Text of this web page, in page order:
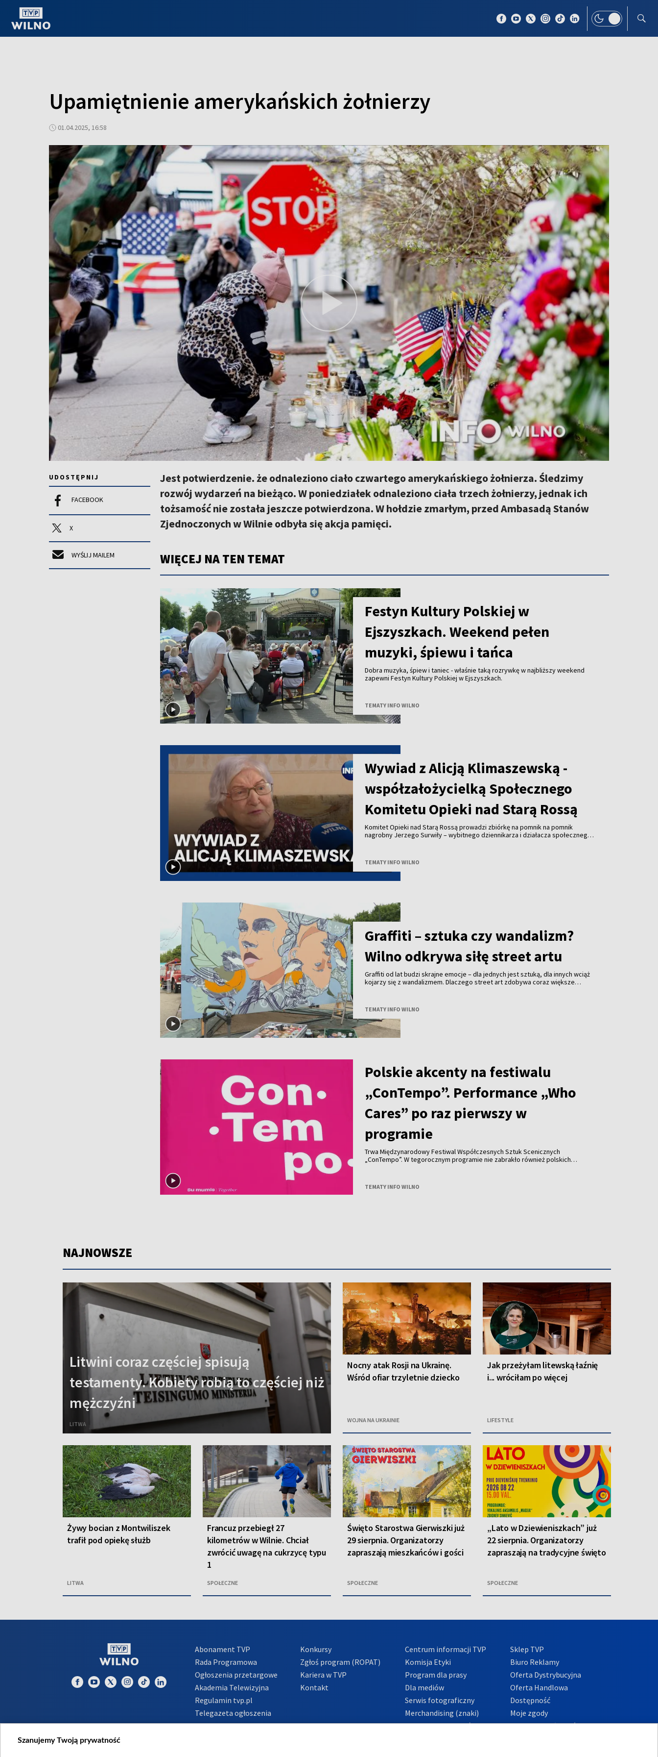
Upamiętnienie amerykańskich żołnierzy
01.04.2025, 16:58
UDOSTĘPNIJ
FACEBOOK
X
WYŚLIJ MAILEM
Jest potwierdzenie. że odnaleziono ciało czwartego amerykańskiego żołnierza. Śledzimy
rozwój wydarzeń na bieżąco. W poniedziałek odnaleziono ciała trzech żołnierzy, jednak ich
tożsamość nie została jeszcze potwierdzona. W hołdzie zmarłym, przed Ambasadą Stanów
Zjednoczonych w Wilnie odbyła się akcja pamięci.
WIĘCEJ NA TEN TEMAT
Festyn Kultury Polskiej w
Ejszyszkach. Weekend pełen
muzyki, śpiewu i tańca
Dobra muzyka, śpiew i taniec - właśnie taką rozrywkę w najbliższy weekend
zapewni Festyn Kultury Polskiej w Ejszyszkach.
TEMATY INFO WILNO
Wywiad z Alicją Klimaszewską -
współzałożycielką Społecznego
Komitetu Opieki nad Starą Rossą
Komitet Opieki nad Starą Rossą prowadzi zbiórkę na pomnik na pomnik
nagrobny Jerzego Surwiły – wybitnego dziennikarza i działacza społecznego.
Opieki nad Starą Rossą i Cmentarzem Bernardyńskim, Polskiej Sekcji
Zesłańców przy Wileńskiej Wspólnocie Więźniów Politycznych i Zesłańców,
patronował budowie pomnika Adama Mickiewicza w Wilnie. Koszty realizacja
projektu to 25 tysięcy euro. Odsłonięcie inicjatorzy planują w listopadzie.
TEMATY INFO WILNO
Graffiti – sztuka czy wandalizm?
Wilno odkrywa siłę street artu
Graffiti od lat budzi skrajne emocje – dla jednych jest sztuką, dla innych wciąż
kojarzy się z wandalizmem. Dlaczego street art zdobywa coraz większe
TEMATY INFO WILNO
Polskie akcenty na festiwalu
„ConTempo”. Performance „Who
Cares” po raz pierwszy w
programie
Trwa Międzynarodowy Festiwal Współczesnych Sztuk Scenicznych
„ConTempo”. W tegorocznym programie nie zabrakło również polskich
„Who Cares”.
TEMATY INFO WILNO
NAJNOWSZE
Litwini coraz częściej spisują
testamenty. Kobiety robią to częściej niż
mężczyźni
LITWA
Nocny atak Rosji na Ukrainę.
Wśród ofiar trzyletnie dziecko
WOJNA NA UKRAINIE
Jak przeżyłam litewską łaźnię
i... wróciłam po więcej
LIFESTYLE
Żywy bocian z Montwiliszek
trafił pod opiekę służb
LITWA
Francuz przebiegł 27
kilometrów w Wilnie. Chciał
zwrócić uwagę na cukrzycę typu
1
SPOŁECZNE
Święto Starostwa Gierwiszki już
29 sierpnia. Organizatorzy
zapraszają mieszkańców i gości
SPOŁECZNE
„Lato w Dziewieniszkach” już
22 sierpnia. Organizatorzy
zapraszają na tradycyjne święto
SPOŁECZNE
Abonament TVP
Rada Programowa
Ogłoszenia przetargowe
Akademia Telewizyjna
Regulamin tvp.pl
Telegazeta ogłoszenia
Informacje o nadawcy
Konkursy
Zgłoś program (ROPAT)
Kariera w TVP
Kontakt
Centrum informacji TVP
Komisja Etyki
Program dla prasy
Dla mediów
Serwis fotograficzny
Merchandising (znaki)
Polityka Prywatności
Sklep TVP
Biuro Reklamy
Oferta Dystrybucyjna
Oferta Handlowa
Dostępność
Moje zgody
Procedura zgłoszeń
Szanujemy Twoją prywatność